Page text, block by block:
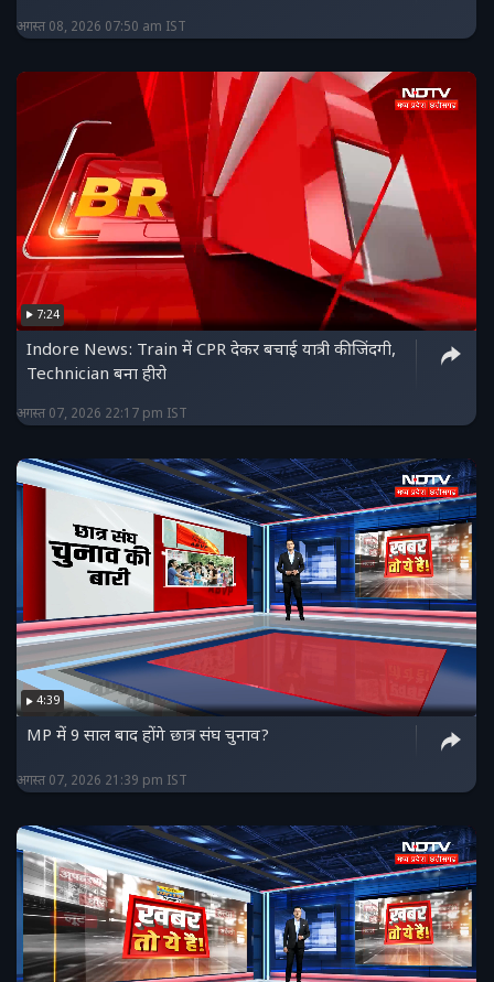
अगस्त 08, 2026 07:50 am IST
7:24
Indore News: Train में CPR देकर बचाई यात्री की जिंदगी,
Technician बना हीरो
अगस्त 07, 2026 22:17 pm IST
4:39
MP में 9 साल बाद होंगे छात्र संघ चुनाव?
अगस्त 07, 2026 21:39 pm IST